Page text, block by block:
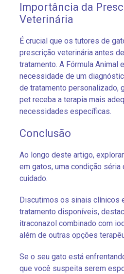
Importância da
Veterinária
É crucial que os tutores de
prescrição veterinária antes
tratamento. A Fórmula Animal
necessidade de um
de tratamento personalizado,
pet receba a terapia mais
necessidades específicas.
Conclusão
Ao longo deste artigo,
em gatos, uma condição séria
cuidado.
Discutimos os sinais clínicos
tratamento disponíveis,
itraconazol combinado com
além de outras opções
Se o seu gato está
que você suspeita serem